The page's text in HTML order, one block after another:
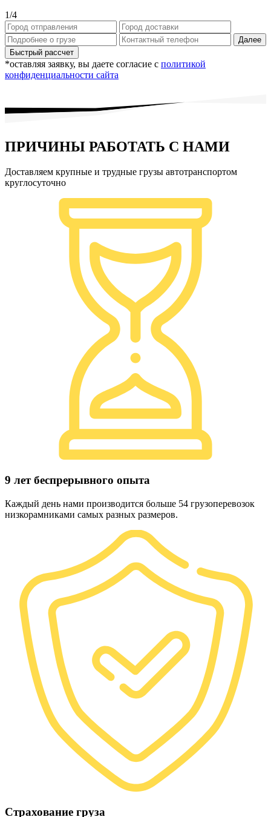
1/4
Далее
*оставляя заявку, вы даете согласие с политикой
конфиденциальности сайта
ПРИЧИНЫ РАБОТАТЬ С НАМИ
Доставляем крупные и трудные грузы автотранспортом
круглосуточно
9 лет беспрерывного опыта
Каждый день нами производится больше 54 грузоперевозок
низкорамниками самых разных размеров.
Страхование груза